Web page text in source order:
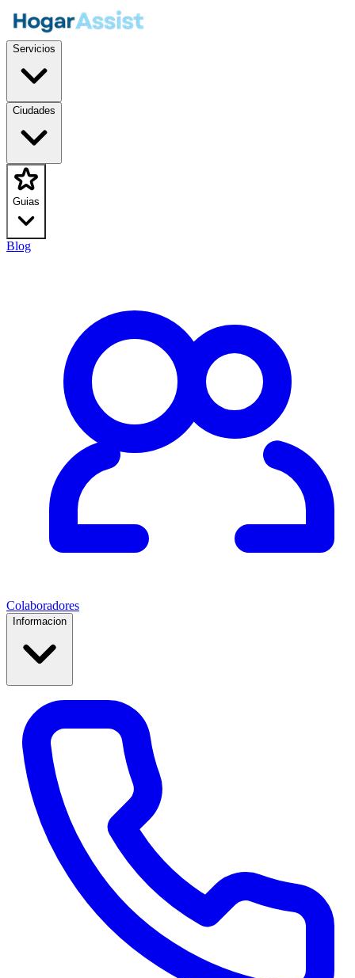
Servicios
Ciudades
Guias
Blog
Colaboradores
Informacion